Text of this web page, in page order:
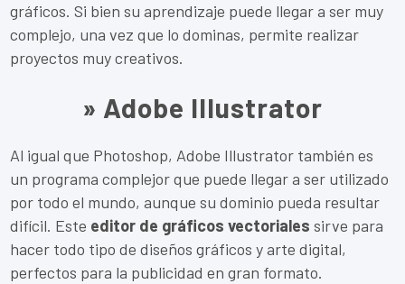
gráficos. Si bien su aprendizaje puede llegar a ser muy
complejo, una vez que lo dominas, permite realizar
proyectos muy creativos.
» Adobe Illustrator
Al igual que Photoshop, Adobe Illustrator también es
un programa complejor que puede llegar a ser utilizado
por todo el mundo, aunque su dominio pueda resultar
difícil. Este editor de gráficos vectoriales sirve para
hacer todo tipo de diseños gráficos y arte digital,
perfectos para la publicidad en gran formato.